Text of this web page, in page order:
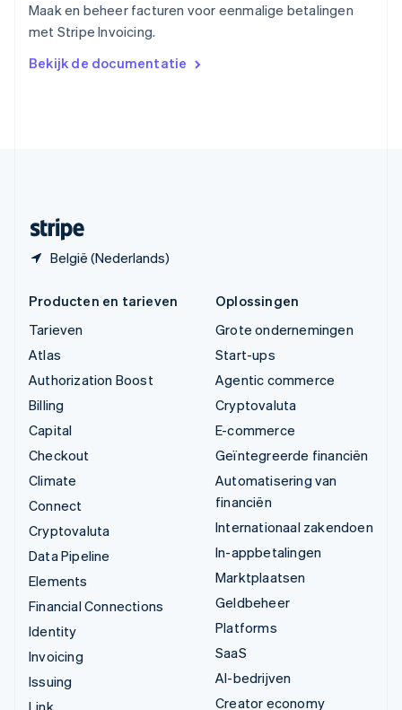
Maak en beheer facturen voor eenmalige betalingen
met Stripe Invoicing.
Bekijk de documentatie
België (Nederlands)
Vasteland van China
简体中文 English
English
Producten en tarieven
Tarieven
Atlas
Authorization Boost
Billing
Capital
Checkout
Climate
Connect
Cryptovaluta
Data Pipeline
Elements
Financial Connections
Identity
Invoicing
Issuing
Oplossingen
Grote ondernemingen
Start-ups
Agentic commerce
Cryptovaluta
E-commerce
Geïntegreerde financiën
Automatisering van
financiën
Internationaal zakendoen
In-appbetalingen
Marktplaatsen
Geldbeheer
Platforms
SaaS
AI-bedrijven
Creator economy